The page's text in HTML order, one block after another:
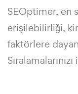
SEOptimer, en
erişilebilirliği,
faktörlere